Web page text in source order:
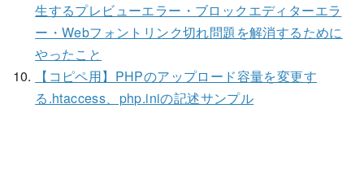
生するプレビューエラー・ブロックエディターエラ
ー・Webフォントリンク切れ問題を解消するために
やったこと
【コピペ用】PHPのアップロード容量を変更す
る.htaccess、php.iniの記述サンプル